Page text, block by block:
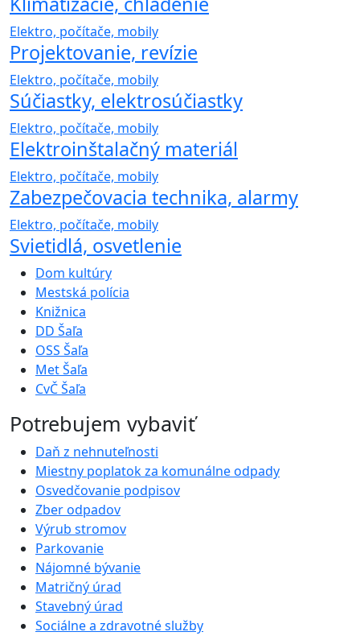
Elektro, počítače, mobily
Projektovanie, revízie
Elektro, počítače, mobily
Súčiastky, elektrosúčiastky
Elektro, počítače, mobily
Elektroinštalačný materiál
Elektro, počítače, mobily
Zabezpečovacia technika, alarmy
Elektro, počítače, mobily
Svietidlá, osvetlenie
Dom kultúry
Mestská polícia
Knižnica
DD Šaľa
OSS Šaľa
Met Šaľa
CvČ Šaľa
Potrebujem vybaviť
Daň z nehnuteľnosti
Miestny poplatok za komunálne odpady
Osvedčovanie podpisov
Zber odpadov
Výrub stromov
Parkovanie
Nájomné bývanie
Matričný úrad
Stavebný úrad
Sociálne a zdravotné služby